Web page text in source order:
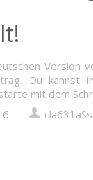
Version
Du kannst
mit dem
cla631aSs